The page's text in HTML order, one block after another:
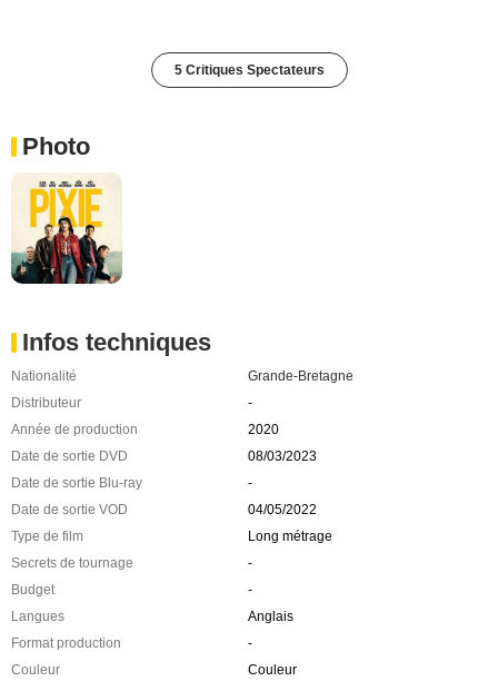
5 Critiques Spectateurs
Photo
Infos techniques
Nationalité
Grande-Bretagne
Distributeur
-
Année de production
2020
Date de sortie DVD
08/03/2023
Date de sortie Blu-ray
-
Date de sortie VOD
04/05/2022
Type de film
Long métrage
Secrets de tournage
-
Budget
-
Langues
Anglais
Format production
-
Couleur
Couleur